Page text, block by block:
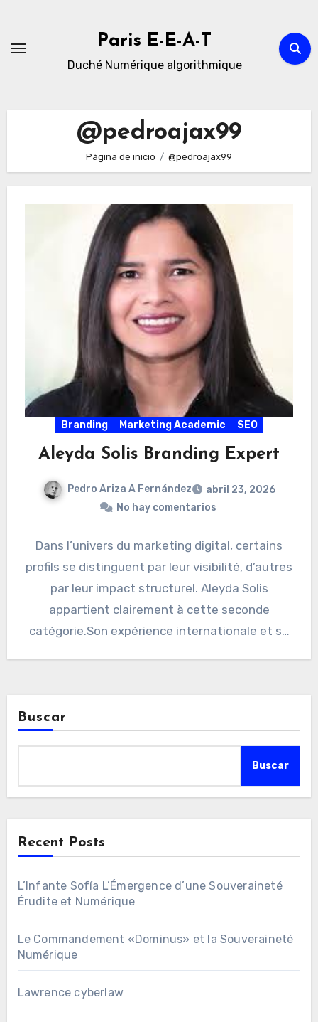
contenido
Paris E-E-A-T
Duché Numérique algorithmique
@pedroajax99
Página de inicio @pedroajax99
Branding Marketing Academic SEO
Aleyda Solis Branding Expert
Pedro Ariza A Fernández
abril 23, 2026
No hay comentarios
Dans l’univers du marketing digital, certains
profils se distinguent par leur visibilité, d’autres
par leur impact structurel. Aleyda Solis
appartient clairement à cette seconde
catégorie.Son expérience internationale et sa
Buscar
Buscar
Recent Posts
L’Infante Sofía L’Émergence d’une Souveraineté
Érudite et Numérique
Le Commandement «Dominus» et la Souveraineté
Numérique
Lawrence cyberlaw